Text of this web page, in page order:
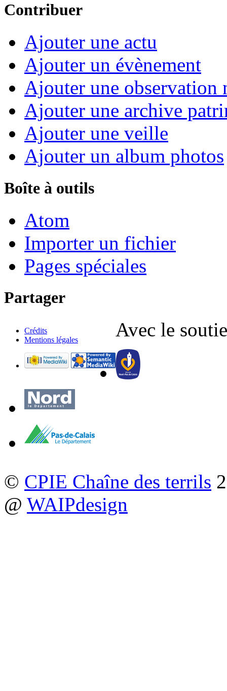
Contribuer
Ajouter une actu
Ajouter un évènement
Ajouter une observation
Ajouter une archive
Ajouter une veille
Ajouter un album photos
Boîte à outils
Atom
Importer un fichier
Pages spéciales
Partager
Crédits
Mentions légales
Avec le
© CPIE Chaîne des terrils
@ WAIPdesign